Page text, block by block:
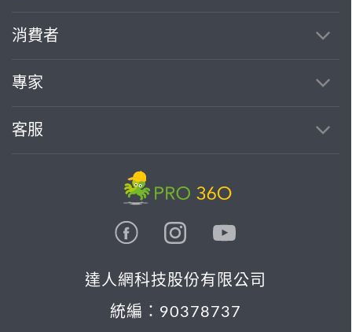
消費者
專家
客服
達人網科技股份有限公司
統編：90378737